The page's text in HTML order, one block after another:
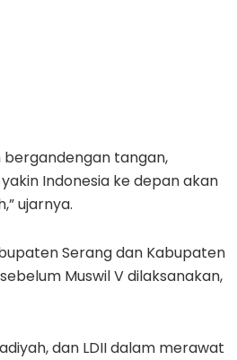
bergandengan tangan,
Indonesia ke depan akan
ujarnya.
Serang dan Kabupaten
Muswil V dilaksanakan,
dan LDII dalam merawat